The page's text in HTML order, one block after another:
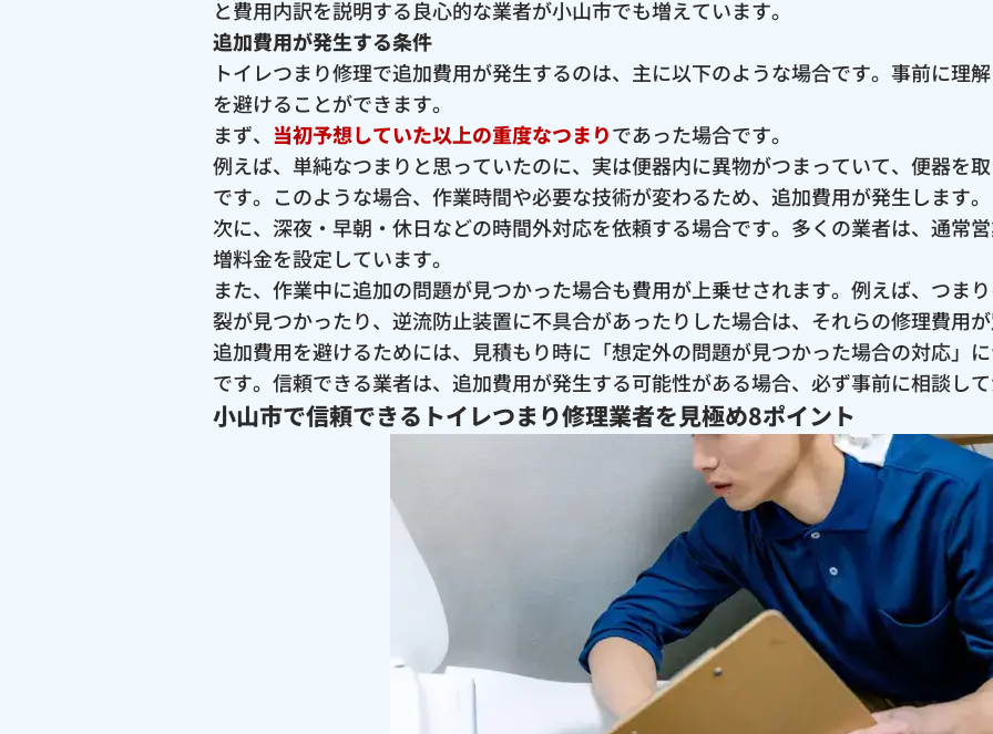
と費用内訳を説明する良心的な業者が小山市でも増えています。
追加費用が発生する条件
トイレつまり修理で追加費用が発生するのは、主に以下のような場合です。事前に理
を避けることができます。
まず、 当初予想していた以上の重度なつまりであった場合です。
例えば、単純なつまりと思っていたのに、実は便器内に異物がつまっていて、便器を
です。このような場合、作業時間や必要な技術が変わるため、追加費用が発生します。
次に、深夜・早朝・休日などの時間外対応を依頼する場合です。多くの業者は、通常
増料金を設定しています。
また、作業中に追加の問題が見つかった場合も費用が上乗せされます。例えば、つま
裂が見つかったり、逆流防止装置に不具合があったりした場合は、それらの修理費用
追加費用を避けるためには、見積もり時に「想定外の問題が見つかった場合の対応」
です。信頼できる業者は、追加費用が発生する可能性がある場合、必ず事前に相談し
小山市で信頼できるトイレつまり修理業者を見極め8ポイント